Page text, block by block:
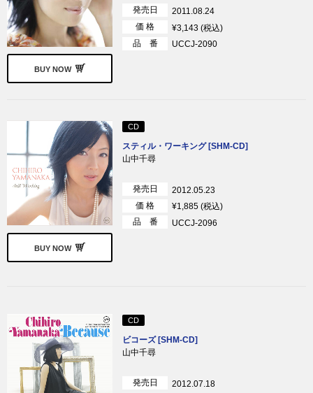
BUY NOW
発売日
2011.08.24
価 格
¥3,143 (税込)
品 番
UCCJ-2090
BUY NOW
CD
スティル・ワーキング [SHM-CD]
山中千尋
発売日
2012.05.23
価 格
¥1,885 (税込)
品 番
UCCJ-2096
CD
ビコーズ [SHM-CD]
山中千尋
発売日
2012.07.18